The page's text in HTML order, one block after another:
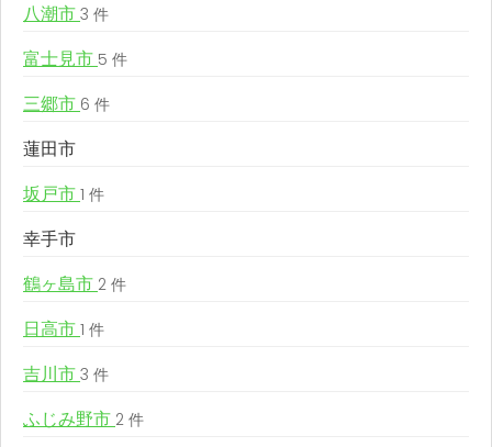
八潮市 3 件
富士見市 5 件
三郷市 6 件
蓮田市
坂戸市 1 件
幸手市
鶴ヶ島市 2 件
日高市 1 件
吉川市 3 件
ふじみ野市 2 件